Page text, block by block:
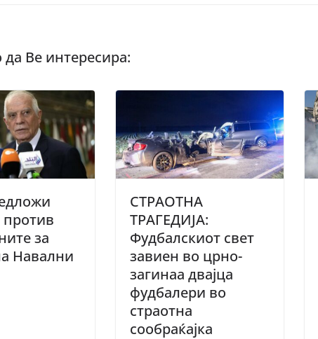
за
Навални
СТРАОТНА
ТРАГЕДИЈА:
Фудбалскиот свет
завиен во црно-
загинаа двајца
фудбалери во
страотна
сообраќајка